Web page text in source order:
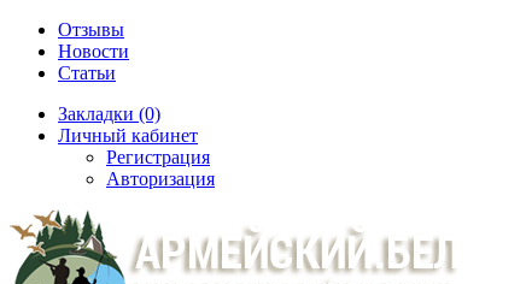
Отзывы
Новости
Статьи
Закладки (0)
Личный кабинет
Регистрация
Авторизация